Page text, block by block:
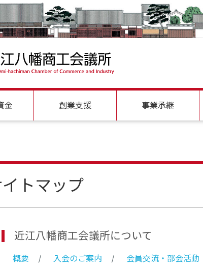
金 創業支援 事業承継
トマップ
近江八幡商工会議所について
概要 入会のご案内 会員交流・部会活動